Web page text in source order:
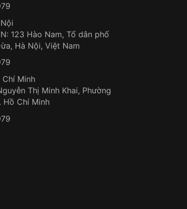
123 Hào Nam, Tổ dân phố
Hà Nội, Việt Nam
Chí Minh
Thị Minh Khai, Phường
Hồ Chí Minh